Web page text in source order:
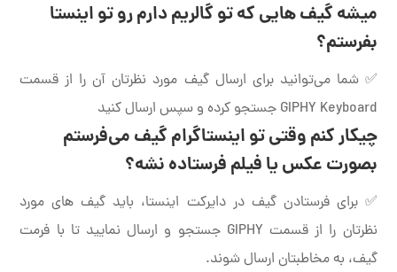
میشه گیف هایی که تو گالریم دارم رو تو اینستا
بفرستم؟
✅ شما می‌توانید برای ارسال گیف مورد نظرتان آن را از قسمت
GIPHY Keyboard جستجو کرده و سپس ارسال کنید
چیکار کنم وقتی تو اینستاگرام گیف می‌فرستم
بصورت عکس یا فیلم فرستاده نشه؟
✅ برای فرستادن گیف در دایرکت اینستا، باید گیف های مورد
نظرتان را از قسمت GIPHY جستجو و ارسال نمایید تا با فرمت
گیف، به مخاطبتان ارسال شوند.